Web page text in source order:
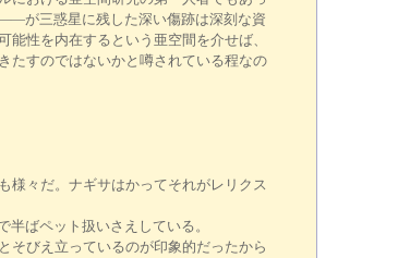
が三惑星に残した深い傷跡は深刻な資
性を内在するという亜空間を介せば、
たすのではないかと噂されている程なの
様々だ。ナギサはかってそれがレリクス
ばペット扱いさえしている。
そびえ立っているのが印象的だったから